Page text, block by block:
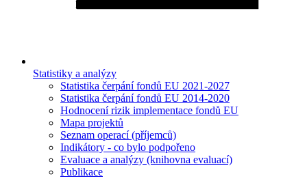
Statistiky a analýzy
Statistika čerpání fondů EU 2021-2027
Statistika čerpání fondů EU 2014-2020
Hodnocení rizik implementace fondů EU
Mapa projektů
Seznam operací (příjemců)
Indikátory - co bylo podpořeno
Evaluace a analýzy (knihovna evaluací)
Publikace